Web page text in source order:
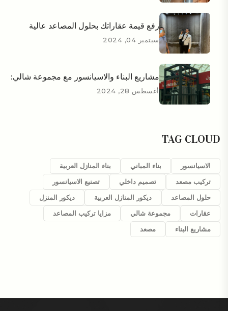
رفع قيمة عقاراتك بحلول المصاعد عالية
سبتمبر 04, 2024
مشاريع البناء والاسيانسور مع مجموعة شالي:
أغسطس 28, 2024
TAG CLOUD
الاسيانسور بناء المباني
بناء المنازل العربية
تركيب مصعد
تصميم داخلي
تصنيع الاسيانسور
حلول المصاعد
ديكور المنازل العربية
ديكور المنزل
عقارات
مجموعة شالي
مزايا تركيب المصاعد
مشاريع البناء
مصعد